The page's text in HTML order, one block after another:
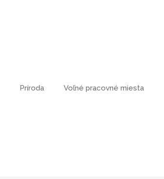
Príroda Voľné pracovné miesta